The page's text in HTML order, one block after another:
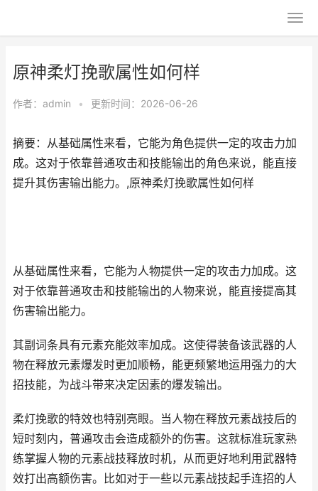
原神柔灯挽歌属性如何样
作者： admin • 更新时间：2026-06-26
摘要：从基础属性来看，它能为角色提供一定的攻击力加
成。这对于依靠普通攻击和技能输出的角色来说，能直接
提升其伤害输出能力。,原神柔灯挽歌属性如何样
从基础属性来看，它能为人物提供一定的攻击力加成。这
对于依靠普通攻击和技能输出的人物来说，能直接提高其
伤害输出能力。
其副词条具有元素充能效率加成。这使得装备该武器的人
物在释放元素爆发时更加顺畅，能更频繁地运用强力的大
招技能，为战斗带来决定因素的爆发输出。
柔灯挽歌的特效也特别亮眼。当人物在释放元素战技后的
短时刻内，普通攻击会造成额外的伤害。这就标准玩家熟
练掌握人物的元素战技释放时机，从而更好地利用武器特
效打出高额伤害。比如对于一些以元素战技起手连招的人